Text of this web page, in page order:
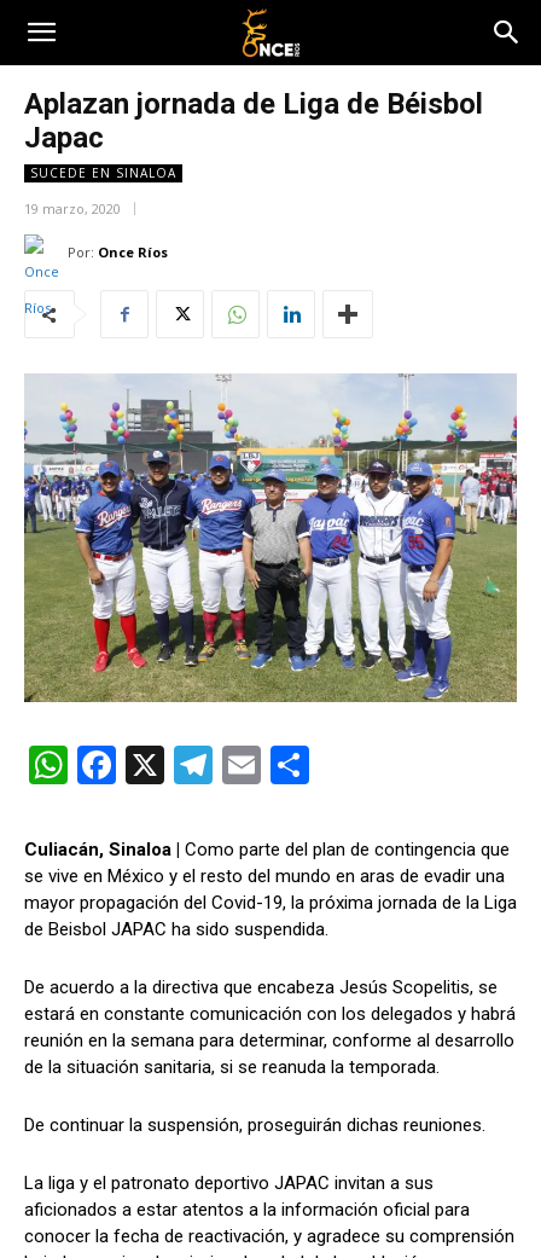
Aplazan jornada de Liga de Béisbol
Japac
SUCEDE EN SINALOA
19 marzo, 2020
Por: Once Ríos
W
at
s
A
p
F
ce
b
o
k
X
T
e
gr
a
E
ail m
p
ar
Culiacán, Sinaloa | Como parte del plan de contingencia que
se vive en México y el resto del mundo en aras de evadir una
mayor propagación del Covid-19, la próxima jornada de la Liga
de Beisbol JAPAC ha sido suspendida.
De acuerdo a la directiva que encabeza Jesús Scopelitis, se
estará en constante comunicación con los delegados y habrá
reunión en la semana para determinar, conforme al desarrollo
de la situación sanitaria, si se reanuda la temporada.
De continuar la suspensión, proseguirán dichas reuniones.
La liga y el patronato deportivo JAPAC invitan a sus
aficionados a estar atentos a la información oficial para
conocer la fecha de reactivación, y agradece su comprensión